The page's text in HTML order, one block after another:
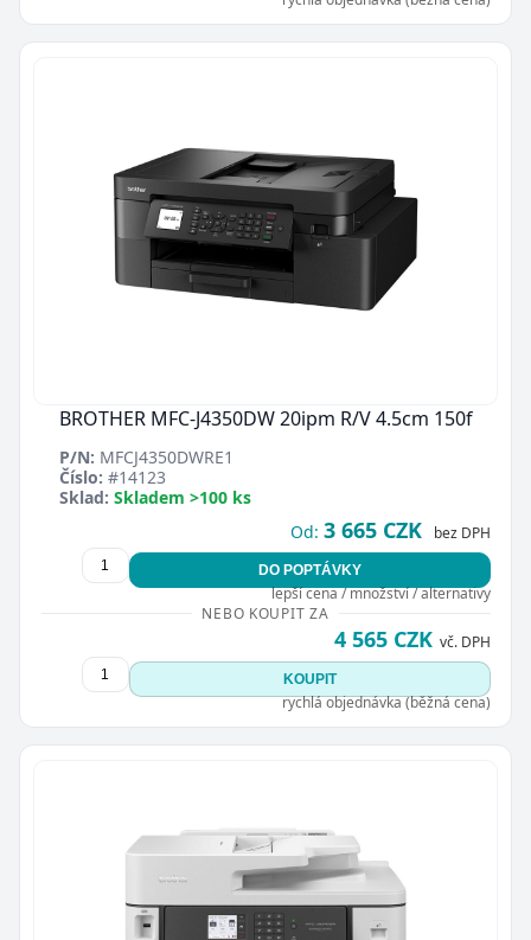
BROTHER MFC-J4350DW 20ipm R/V 4.5cm 150f
P/N: MFCJ4350DWRE1
Číslo: #14123
Sklad: Skladem >100 ks
Od: 3 665 CZK bez DPH
DO POPTÁVKY
lepší cena / množství / alternativy
NEBO KOUPIT ZA
4 565 CZK vč. DPH
KOUPIT
rychlá objednávka (běžná cena)